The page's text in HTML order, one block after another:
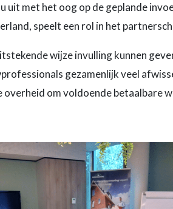
uit met het oog op de geplande
speelt een rol in het
wijze invulling kunnen
gezamenlijk veel
overheid om voldoende betaalbare